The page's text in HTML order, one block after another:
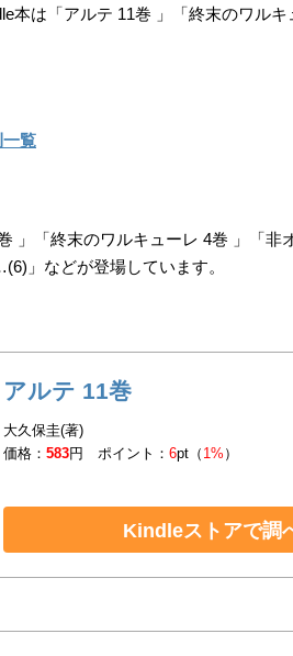
本は「アルテ 11巻 」「終末のワル
覧
」「終末のワルキューレ 4巻 」「非
」などが登場しています。
アルテ 11巻
大久保圭(著)
価格：583円 ポイント：6pt（ 1% ）
Kindleストアで調